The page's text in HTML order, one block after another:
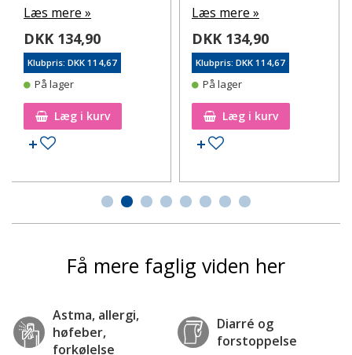
Læs mere »
DKK 134,90
Klubpris: DKK 114,67
På lager
Læg i kurv
Tilføj til ønskeseddel
Læs mere »
DKK 134,90
Klubpris: DKK 114,67
På lager
Læg i kurv
Tilføj til ønskeseddel
Få mere faglig viden her
Astma, allergi,
høfeber,
forkølelse
Diarré og
forstoppelse